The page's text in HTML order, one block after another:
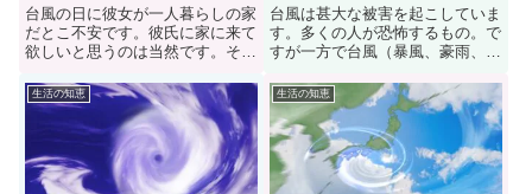
台風の日に彼女が一人暮らしの家
だとこ不安です。彼氏に家に来て
欲しいと思うのは当然です。それ
非常識ではありません。では、台
風で彼女が一人暮らし彼氏は家に
来るべきなのか？色々な人に意見
を聞いてみた。また台風の日に一
人暮らしの家に来てくれない彼氏
とは別れるべきか？解説します。
台風は甚大な被害を起こしていま
す。多くの人が恐怖するもの。で
すが一方で台風（暴風、豪雨、落
もいますよね。ここでは、台風
（大雨、暴風、落雷）が好きな人
はどういった理由や心理（気持
ち）なのか解説しています。また
災害や地震、雷、大雨にワクワク
する人の心理も紹介しています。
生活の知恵 生活の知恵